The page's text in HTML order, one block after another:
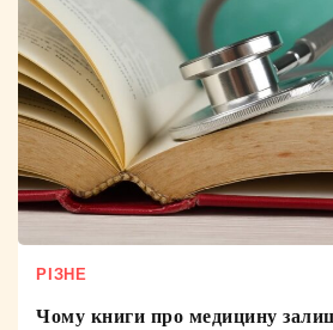
РІЗНЕ
Чому книги про медицину